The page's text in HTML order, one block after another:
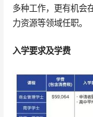
多种工作，更有机会
力资源等领域任职。
入学要求及学费